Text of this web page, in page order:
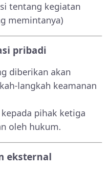
tentang kegiatan
memintanya)
pribadi
diberikan akan
langkah keamanan
pihak ketiga
oleh hukum.
eksternal